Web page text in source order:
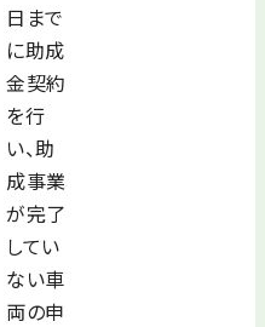
日まで
に助成
金契約
を行
い、助
成事業
が完了
してい
ない車
両の申